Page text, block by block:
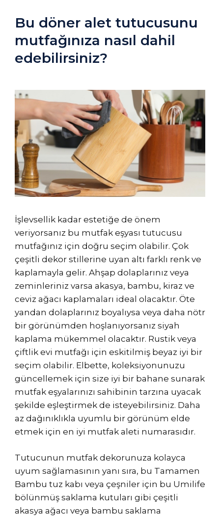
Bu döner alet tutucusunu
mutfağınıza nasıl dahil
edebilirsiniz?
İşlevsellik kadar estetiğe de önem
veriyorsanız bu mutfak eşyası tutucusu
mutfağınız için doğru seçim olabilir. Çok
çeşitli dekor stillerine uyan altı farklı renk ve
kaplamayla gelir. Ahşap dolaplarınız veya
zeminleriniz varsa akasya, bambu, kiraz ve
ceviz ağacı kaplamaları ideal olacaktır. Öte
yandan dolaplarınız boyalıysa veya daha nötr
bir görünümden hoşlanıyorsanız siyah
kaplama mükemmel olacaktır. Rustik veya
çiftlik evi mutfağı için eskitilmiş beyaz iyi bir
seçim olabilir. Elbette, koleksiyonunuzu
güncellemek için size iyi bir bahane sunarak
mutfak eşyalarınızı sahibinin tarzına uyacak
şekilde eşleştirmek de isteyebilirsiniz. Daha
az dağınıklıkla uyumlu bir görünüm elde
etmek için en iyi mutfak aleti numarasıdır.
Tutucunun mutfak dekorunuza kolayca
uyum sağlamasının yanı sıra, bu Tamamen
Bambu tuz kabı veya çeşniler için bu Umilife
bölünmüş saklama kutuları gibi çeşitli
akasya ağacı veya bambu saklama